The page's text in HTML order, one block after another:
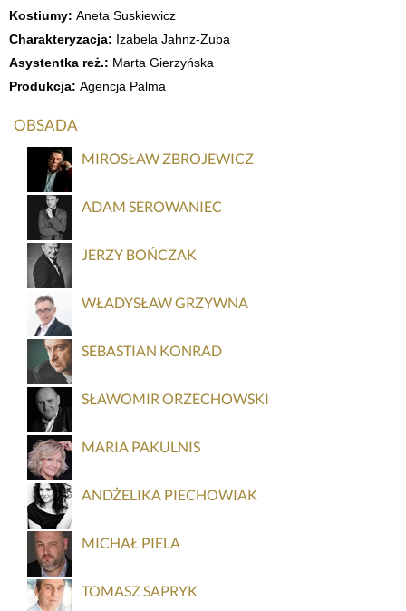
Kostiumy: Aneta Suskiewicz
Charakteryzacja: Izabela Jahnz-Zuba
Asystentka reż.: Marta Gierzyńska
Produkcja: Agencja Palma
OBSADA
MIROSŁAW ZBROJEWICZ
ADAM SEROWANIEC
JERZY BOŃCZAK
WŁADYSŁAW GRZYWNA
SEBASTIAN KONRAD
SŁAWOMIR ORZECHOWSKI
MARIA PAKULNIS
ANDŻELIKA PIECHOWIAK
MICHAŁ PIELA
TOMASZ SAPRYK